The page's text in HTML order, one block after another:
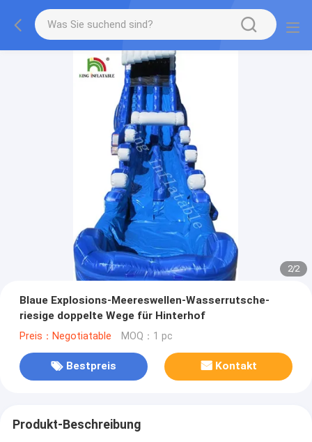
2/2
Blaue Explosions-Meereswellen-Wasserrutsche-
riesige doppelte Wege für Hinterhof
Preis：Negotiatable MOQ：1 pc
Bestpreis Kontakt
Produkt-Beschreibung